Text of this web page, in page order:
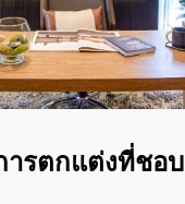
ารตกแต่งที่ชอบ